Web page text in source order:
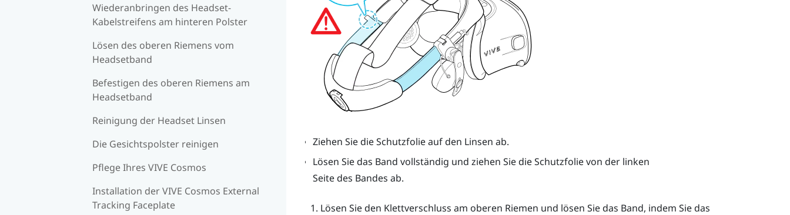
Wiederanbringen des Headset-
Kabelstreifens am hinteren Polster
Lösen des oberen Riemens vom
Headsetband
Befestigen des oberen Riemens am
Headsetband
Reinigung der Headset Linsen
Die Gesichtspolster reinigen
Pflege Ihres VIVE Cosmos
Installation der VIVE Cosmos External
Tracking Faceplate
Ziehen Sie die Schutzfolie auf den Linsen ab.
Lösen Sie das Band vollständig und ziehen Sie die Schutzfolie von der linken
Seite des Bandes ab.
Lösen Sie den Klettverschluss am oberen Riemen und lösen Sie das Band, indem Sie das